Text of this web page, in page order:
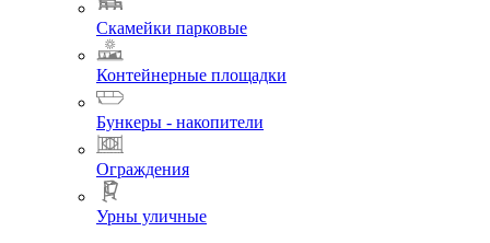
Скамейки парковые
Контейнерные площадки
Бункеры - накопители
Ограждения
Урны уличные